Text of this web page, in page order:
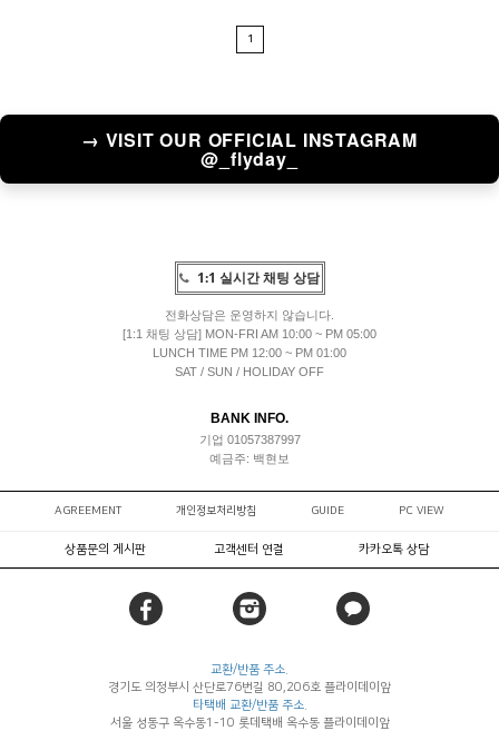
1
→ VISIT OUR OFFICIAL INSTAGRAM
@_flyday_
1:1 실시간 채팅 상담
전화상담은 운영하지 않습니다.
[1:1 채팅 상담] MON-FRI AM 10:00 ~ PM 05:00
LUNCH TIME PM 12:00 ~ PM 01:00
SAT / SUN / HOLIDAY OFF
BANK INFO.
기업 01057387997
예금주: 백현보
AGREEMENT 개인정보처리방침 GUIDE PC VIEW
상품문의 게시판 고객센터 연결 카카오톡 상담
교환/반품 주소.
경기도 의정부시 산단로76번길 80,206호 플라이데이앞
타택배 교환/반품 주소.
서울 성동구 옥수동1-10 롯데택배 옥수동 플라이데이앞